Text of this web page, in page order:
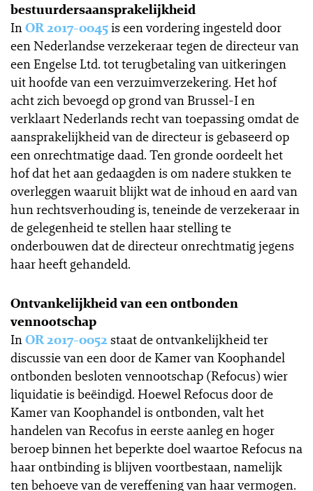
bestuurdersaansprakelijkheid
InOR 2017-0045is een vordering ingesteld door
een Nederlandse verzekeraar tegen de directeur van
een Engelse Ltd. tot terugbetaling van uitkeringen
uit hoofde van een verzuimverzekering. Het hof
acht zich bevoegd op grond van Brussel-I en
verklaart Nederlands recht van toepassing omdat de
aansprakelijkheid van de directeur is gebaseerd op
een onrechtmatige daad. Ten gronde oordeelt het
hof dat het aan gedaagden is om nadere stukken te
overleggen waaruit blijkt wat de inhoud en aard van
hun rechtsverhouding is, teneinde de verzekeraar in
de gelegenheid te stellen haar stelling te
onderbouwen dat de directeur onrechtmatig jegens
haar heeft gehandeld.
Ontvankelijkheid van een ontbonden
vennootschap
InOR 2017-0052 staat de ontvankelijkheid ter
discussie van een door de Kamer van Koophandel
ontbonden besloten vennootschap (Refocus) wier
liquidatie is beëindigd. Hoewel Refocus door de
Kamer van Koophandel is ontbonden, valt het
handelen van Recofus in eerste aanleg en hoger
beroep binnen het beperkte doel waartoe Refocus na
haar ontbinding is blijven voortbestaan, namelijk
ten behoeve van de vereffening van haar vermogen.